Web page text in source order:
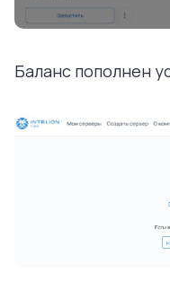
Баланс пополнен